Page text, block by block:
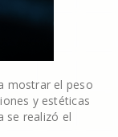
mostrar el peso
y estéticas
se realizó el